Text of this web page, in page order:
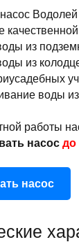
из
из
воды из
работы
насос до
насос